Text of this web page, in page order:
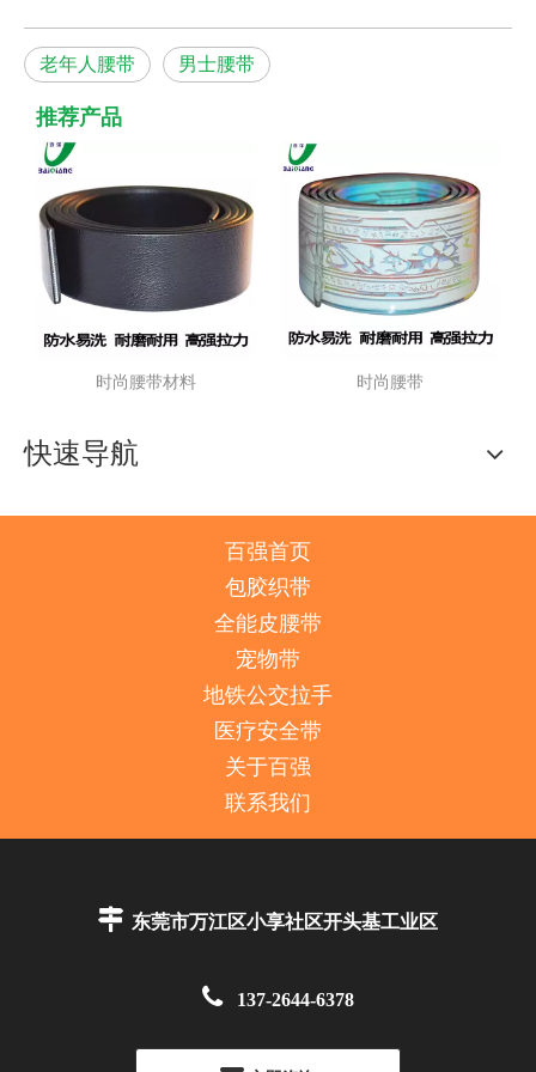
老年人腰带 男士腰带
推荐产品
时尚腰带材料 时尚腰带
快速导航
百强首页
包胶织带
全能皮腰带
宠物带
地铁公交拉手
医疗安全带
关于百强
联系我们
 东莞市万江区小享社区开头基工业区
 137-2644-6378